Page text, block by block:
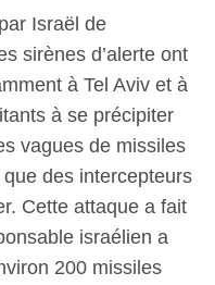
Israël de
sirènes d’alerte ont
à Tel Aviv et à
à se précipiter
vagues de missiles
des intercepteurs
Cette attaque a fait
israélien a
200 missiles